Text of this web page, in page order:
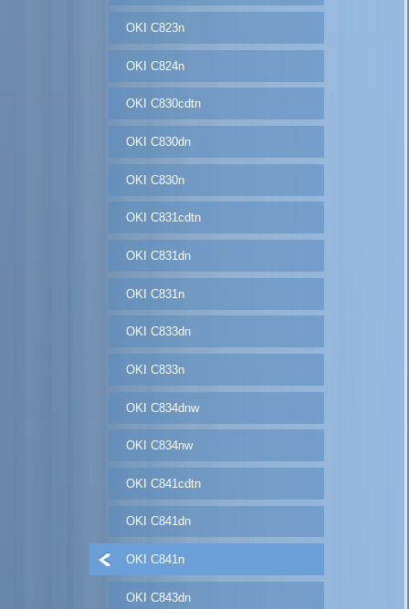
OKI C823n
OKI C824n
OKI C830cdtn
OKI C830dn
OKI C830n
OKI C831cdtn
OKI C831dn
OKI C831n
OKI C833dn
OKI C833n
OKI C834dnw
OKI C834nw
OKI C841cdtn
OKI C841dn
OKI C841n
OKI C843dn